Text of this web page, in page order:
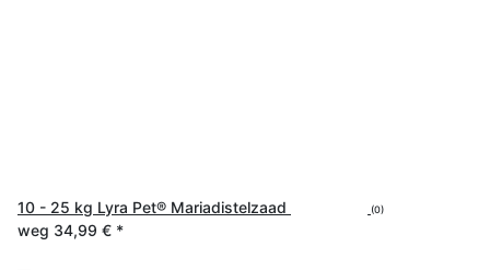
10 - 25 kg Lyra Pet® Mariadistelzaad (0)
weg 34,99 € *